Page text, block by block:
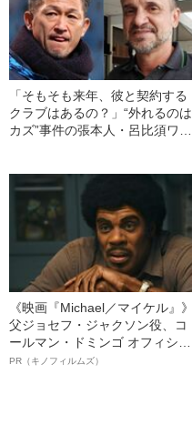
「そもそも来年、彼と契約する
クラブはあるの？」“外れるのは
カズ”事件の張本人・呂比須ワグ
《映画『Michael／マイケル』》
父ジョセフ・ジャクソン役、コ
ールマン・ドミンゴ オフィシャ
ルインタビュー“観客を魅了した
PR（キノフィルムズ）